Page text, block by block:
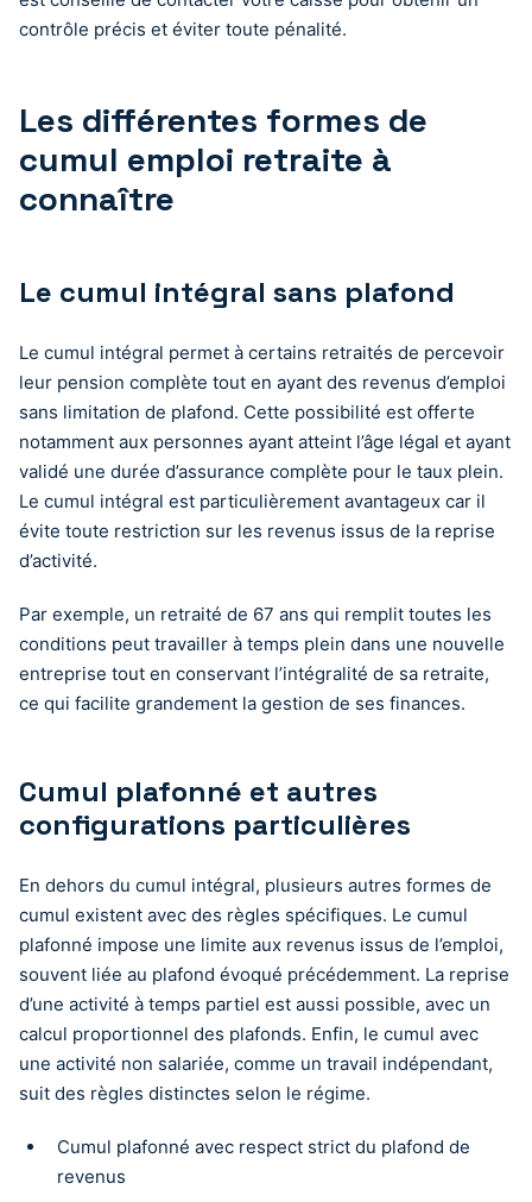
contrôle précis et éviter toute pénalité.
Les différentes formes de
cumul emploi retraite à
connaître
Le cumul intégral sans plafond
Le cumul intégral permet à certains retraités de percevoir
leur pension complète tout en ayant des revenus d’emploi
sans limitation de plafond. Cette possibilité est offerte
notamment aux personnes ayant atteint l’âge légal et ayant
validé une durée d’assurance complète pour le taux plein.
Le cumul intégral est particulièrement avantageux car il
évite toute restriction sur les revenus issus de la reprise
d’activité.
Par exemple, un retraité de 67 ans qui remplit toutes les
conditions peut travailler à temps plein dans une nouvelle
entreprise tout en conservant l’intégralité de sa retraite,
ce qui facilite grandement la gestion de ses finances.
Cumul plafonné et autres
configurations particulières
En dehors du cumul intégral, plusieurs autres formes de
cumul existent avec des règles spécifiques. Le cumul
plafonné impose une limite aux revenus issus de l’emploi,
souvent liée au plafond évoqué précédemment. La reprise
d’une activité à temps partiel est aussi possible, avec un
calcul proportionnel des plafonds. Enfin, le cumul avec
une activité non salariée, comme un travail indépendant,
suit des règles distinctes selon le régime.
Cumul plafonné avec respect strict du plafond de
revenus